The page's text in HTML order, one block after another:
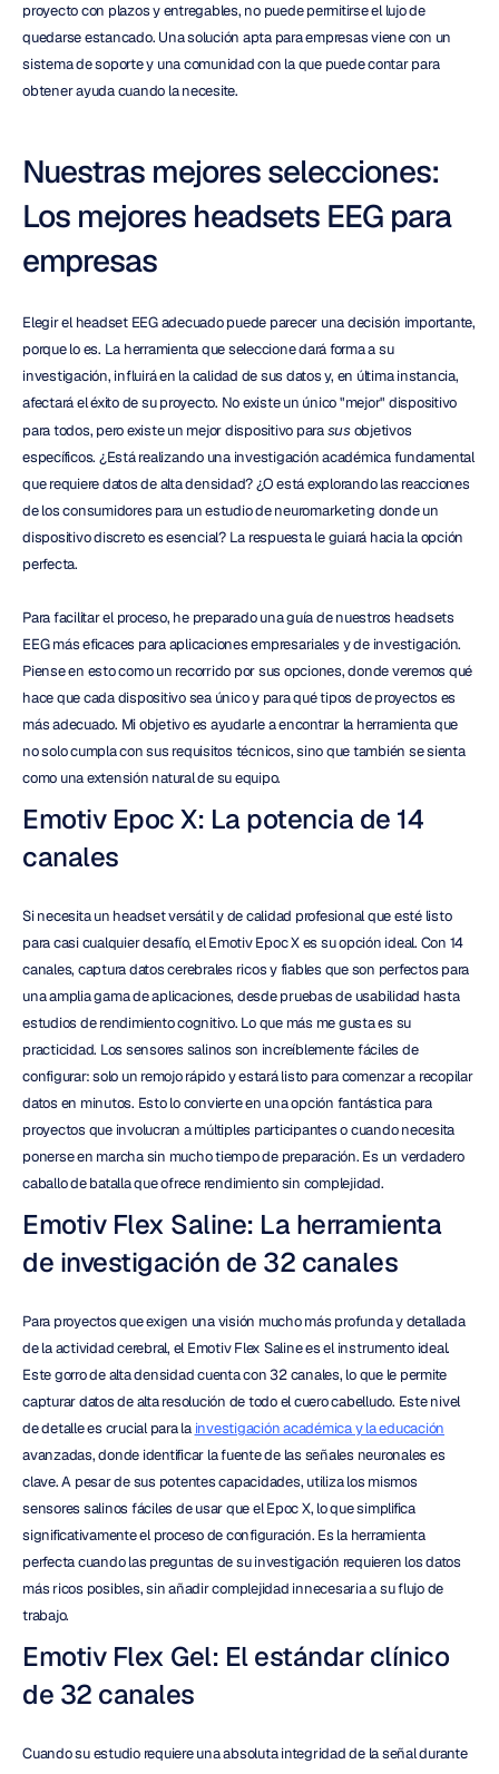
proyecto con plazos y entregables, no puede permitirse el lujo de
quedarse estancado. Una solución apta para empresas viene con un
sistema de soporte y una comunidad con la que puede contar para
obtener ayuda cuando la necesite.
Nuestras mejores selecciones:
Los mejores headsets EEG para
empresas
Elegir el headset EEG adecuado puede parecer una decisión importante,
porque lo es. La herramienta que seleccione dará forma a su
investigación, influirá en la calidad de sus datos y, en última instancia,
afectará el éxito de su proyecto. No existe un único "mejor" dispositivo
para todos, pero existe un mejor dispositivo para sus objetivos
específicos. ¿Está realizando una investigación académica fundamental
que requiere datos de alta densidad? ¿O está explorando las reacciones
de los consumidores para un estudio de neuromarketing donde un
dispositivo discreto es esencial? La respuesta le guiará hacia la opción
perfecta.
Para facilitar el proceso, he preparado una guía de nuestros headsets
EEG más eficaces para aplicaciones empresariales y de investigación.
Piense en esto como un recorrido por sus opciones, donde veremos qué
hace que cada dispositivo sea único y para qué tipos de proyectos es
más adecuado. Mi objetivo es ayudarle a encontrar la herramienta que
no solo cumpla con sus requisitos técnicos, sino que también se sienta
como una extensión natural de su equipo.
Emotiv Epoc X: La potencia de 14
canales
Si necesita un headset versátil y de calidad profesional que esté listo
para casi cualquier desafío, el Emotiv Epoc X es su opción ideal. Con 14
canales, captura datos cerebrales ricos y fiables que son perfectos para
una amplia gama de aplicaciones, desde pruebas de usabilidad hasta
estudios de rendimiento cognitivo. Lo que más me gusta es su
practicidad. Los sensores salinos son increíblemente fáciles de
configurar: solo un remojo rápido y estará listo para comenzar a recopilar
datos en minutos. Esto lo convierte en una opción fantástica para
proyectos que involucran a múltiples participantes o cuando necesita
ponerse en marcha sin mucho tiempo de preparación. Es un verdadero
caballo de batalla que ofrece rendimiento sin complejidad.
Emotiv Flex Saline: La herramienta
de investigación de 32 canales
Para proyectos que exigen una visión mucho más profunda y detallada
de la actividad cerebral, el Emotiv Flex Saline es el instrumento ideal.
Este gorro de alta densidad cuenta con 32 canales, lo que le permite
capturar datos de alta resolución de todo el cuero cabelludo. Este nivel
de detalle es crucial para la investigación académica y la educación
avanzadas, donde identificar la fuente de las señales neuronales es
clave. A pesar de sus potentes capacidades, utiliza los mismos
sensores salinos fáciles de usar que el Epoc X, lo que simplifica
significativamente el proceso de configuración. Es la herramienta
perfecta cuando las preguntas de su investigación requieren los datos
más ricos posibles, sin añadir complejidad innecesaria a su flujo de
trabajo.
Emotiv Flex Gel: El estándar clínico
de 32 canales
Cuando su estudio requiere una absoluta integridad de la señal durante